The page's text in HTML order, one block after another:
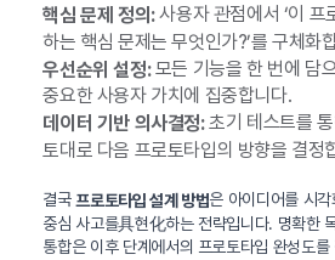
핵심 문제 정의:사용자 관점에서 ‘이 프
하는 핵심 문제는 무엇인가?’를 구체화
우선순위 설정:모든 기능을 한 번에 담
중요한 사용자 가치에 집중합니다.
데이터 기반 의사결정:초기 테스트를
토대로 다음 프로토타입의 방향을 결정
결국 프로토타입 설계 방법은 아이디어를 시
중심 사고를具현化하는 전략입니다. 명확한
통합은 이후 단계에서의 프로토타입 완성도